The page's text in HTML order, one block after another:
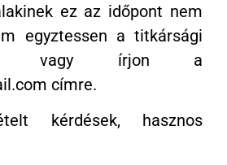
ez az időpont nem
egyztessen a titkársági
vagy írjon a
címre.
kérdések, hasznos